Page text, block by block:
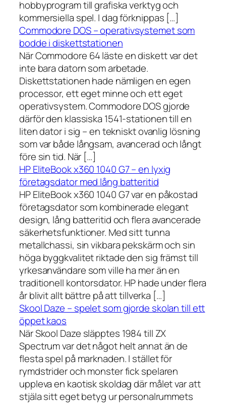
hobbyprogram till grafiska verktyg och
kommersiella spel. I dag förknippas […]
Commodore DOS – operativsystemet som
bodde i diskettstationen
När Commodore 64 läste en diskett var det
inte bara datorn som arbetade.
Diskettstationen hade nämligen en egen
processor, ett eget minne och ett eget
operativsystem. Commodore DOS gjorde
därför den klassiska 1541-stationen till en
liten dator i sig – en tekniskt ovanlig lösning
som var både långsam, avancerad och långt
före sin tid. När […]
HP EliteBook x360 1040 G7 – en lyxig
företagsdator med lång batteritid
HP EliteBook x360 1040 G7 var en påkostad
företagsdator som kombinerade elegant
design, lång batteritid och flera avancerade
säkerhetsfunktioner. Med sitt tunna
metallchassi, sin vikbara pekskärm och sin
höga byggkvalitet riktade den sig främst till
yrkesanvändare som ville ha mer än en
traditionell kontorsdator. HP hade under flera
år blivit allt bättre på att tillverka […]
Skool Daze – spelet som gjorde skolan till ett
öppet kaos
När Skool Daze släpptes 1984 till ZX
Spectrum var det något helt annat än de
flesta spel på marknaden. I stället för
rymdstrider och monster fick spelaren
uppleva en kaotisk skoldag där målet var att
stjäla sitt eget betyg ur personalrummets